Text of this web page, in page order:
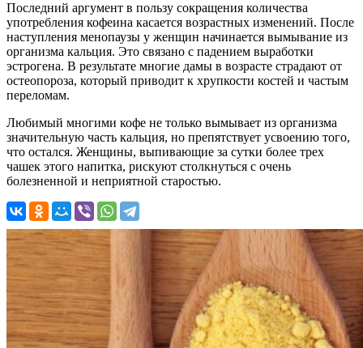
Последний аргумент в пользу сокращения количества
употребления кофеина касается возрастных изменений. После
наступления менопаузы у женщин начинается вымывание из
организма кальция. Это связано с падением выработки
эстрогена. В результате многие дамы в возрасте страдают от
остеопороза, который приводит к хрупкости костей и частым
переломам.
Любимый многими кофе не только вымывает из организма
значительную часть кальция, но препятствует усвоению того,
что остался. Женщины, выпивающие за сутки более трех
чашек этого напитка, рискуют столкнуться с очень
болезненной и неприятной старостью.